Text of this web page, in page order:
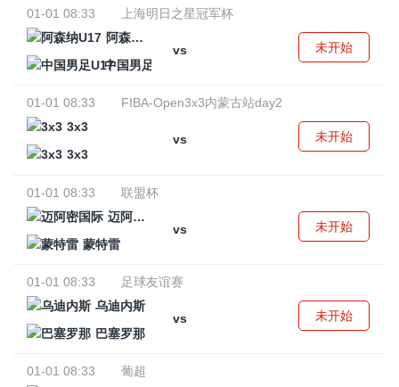
01-01 08:33
上海明日之星冠军杯
阿森纳U17
vs
中国男足U17
未开始
01-01 08:33
FIBA-Open3x3内蒙古站day2
3x3
vs
3x3
未开始
01-01 08:33
联盟杯
迈阿密国际
vs
蒙特雷
未开始
01-01 08:33
足球友谊赛
乌迪内斯
vs
巴塞罗那
未开始
01-01 08:33
葡超